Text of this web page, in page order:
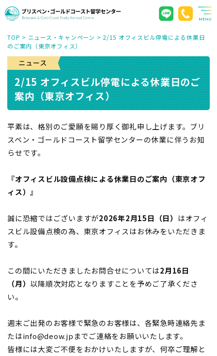
TOP > ニュース・キャンペーン > 2/15 オフィスビル停電による休業日
のご案内（東京オフィス）
2/15 オフィスビル停電による休業日のご
案内（東京オフィス）
平素は、格別のご愛願を賜り厚く御礼申し上げます。ブリ
スベン・ゴールドコースト留学センターの休業に伴うお知
らせです。
『オフィスビル設備点検による休業日のご案内（東京オフ
ィス）』
誠に恐縮ではございますが2026年2月15日（日）
はオフィ
スビル設備点検の為、東京オフィスはお休みをいただきま
す。
この間にいただきましたお問合せについては2月16日
（月） 以降順次対応となりますことを予めご了承くださ
い。
週末ご出発のお客様で緊急のお客様は、各緊急時連絡先ま
たはinfo@deow.jpまでご連絡をお願いいたします。
皆様には大変ご不便をおかけいたしますが、何卒ご理解と